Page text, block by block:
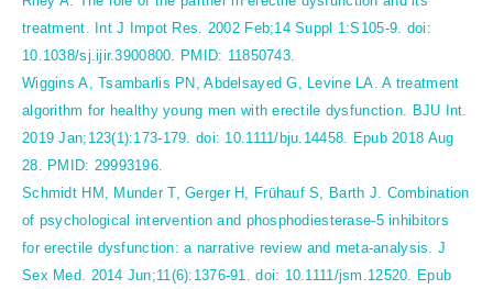
treatment. Int J Impot Res. 2002 Feb;14 Suppl 1:S105-9. doi:
10.1038/sj.ijir.3900800. PMID: 11850743.
Wiggins A, Tsambarlis PN, Abdelsayed G, Levine LA. A treatment
algorithm for healthy young men with erectile dysfunction. BJU Int.
2019 Jan;123(1):173-179. doi: 10.1111/bju.14458. Epub 2018 Aug
28. PMID: 29993196.
Schmidt HM, Munder T, Gerger H, Frühauf S, Barth J. Combination
of psychological intervention and phosphodiesterase-5 inhibitors
for erectile dysfunction: a narrative review and meta-analysis. J
Sex Med. 2014 Jun;11(6):1376-91. doi: 10.1111/jsm.12520. Epub